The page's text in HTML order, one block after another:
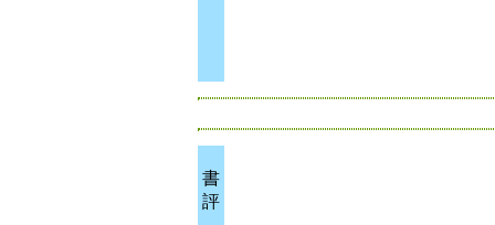
書
評